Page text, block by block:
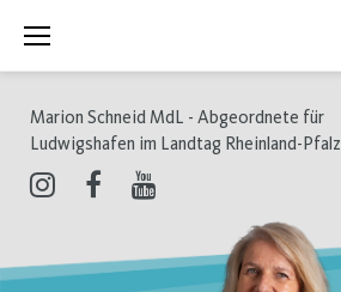
Inhalt
Marion Schneid MdL - Abgeordnete für
Ludwigshafen im Landtag Rheinland-Pfalz